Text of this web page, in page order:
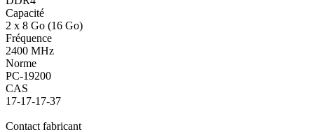
Capacité
2 x 8 Go (16 Go)
Fréquence
2400 MHz
Norme
PC-19200
CAS
17-17-17-37
Contact fabricant